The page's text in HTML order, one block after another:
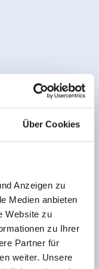
Über Cookies
Anzeigen zu
Medien anbieten
Website zu
zu Ihrer
Partner für
weiter. Unsere